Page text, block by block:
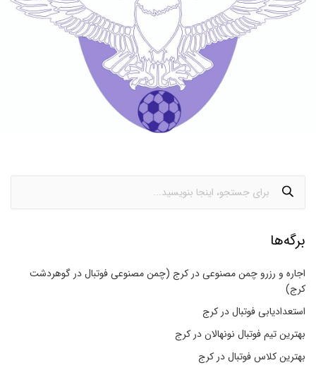
برگه‌ها
اجاره و رزرو چمن مصنوعی در کرج (چمن مصنوعی فوتبال در گوهردشت
کرج)
استعدادیابی فوتبال در کرج
بهترین تیم فوتبال نونهالان در کرج
بهترین کلاس فوتبال در کرج